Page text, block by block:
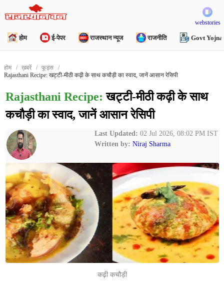
webstories
होम ई-पेपर राजस्थान न्यूज राजनीति Govt Yojna
होम ख़बरें
फूड्स
Rajasthani Recipe: खट्टी-मीठी कढ़ी के साथ कचौड़ी का स्वाद, जानें आसान रेसिपी
Rajasthani Recipe: खट्टी-मीठी कढ़ी के साथ
कचौड़ी का स्वाद, जानें आसान रेसिपी
Last Updated: 02 Jul 2026, 08:02 PM IST
Written by: Niraj Sharma
कढ़ी कचौड़ी